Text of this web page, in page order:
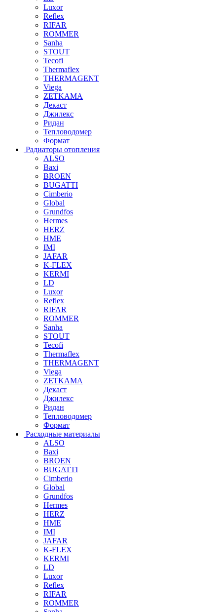
Luxor
Reflex
RIFAR
ROMMER
Sanha
STOUT
Tecofi
Thermaflex
THERMAGENT
Viega
ZETKAMA
Декаст
Джилекс
Ридан
Тепловодомер
Формат
Радиаторы отопления
ALSO
Baxi
BROEN
BUGATTI
Cimberio
Global
Grundfos
Hermes
HERZ
HME
IMI
JAFAR
K-FLEX
KERMI
LD
Luxor
Reflex
RIFAR
ROMMER
Sanha
STOUT
Tecofi
Thermaflex
THERMAGENT
Viega
ZETKAMA
Декаст
Джилекс
Ридан
Тепловодомер
Формат
Расходные материалы
ALSO
Baxi
BROEN
BUGATTI
Cimberio
Global
Grundfos
Hermes
HERZ
HME
IMI
JAFAR
K-FLEX
KERMI
LD
Luxor
Reflex
RIFAR
ROMMER